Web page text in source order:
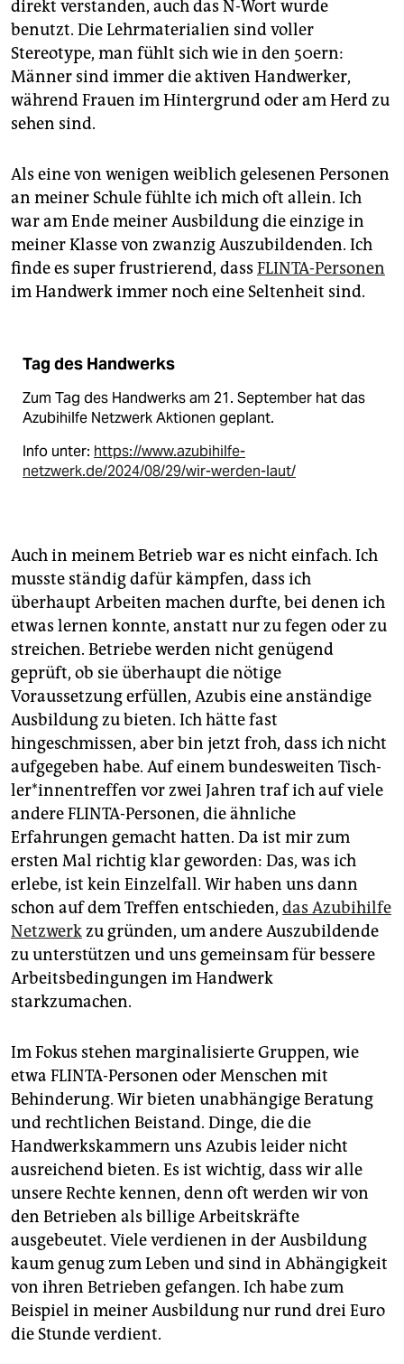
direkt verstanden, auch das N-Wort wurde
benutzt. Die Lehrmaterialien sind voller
Stereotype, man fühlt sich wie in den 50ern:
Männer sind immer die aktiven Handwerker,
während Frauen im Hintergrund oder am Herd zu
sehen sind.
Als eine von wenigen weiblich gelesenen Personen
an meiner Schule fühlte ich mich oft allein. Ich
war am Ende meiner Ausbildung die einzige in
meiner Klasse von zwanzig Auszubildenden. Ich
finde es super frustrierend, dass FLINTA-Personen
im Handwerk immer noch eine Seltenheit sind.
Tag des Handwerks
Zum Tag des Handwerks am 21. September hat das
Azubihilfe Netzwerk Aktionen geplant.
Info unter: https://www.azubihilfe-
netzwerk.de/2024/08/29/wir-werden-laut/
Auch in meinem Betrieb war es nicht einfach. Ich
musste ständig dafür kämpfen, dass ich
überhaupt Arbeiten machen durfte, bei denen ich
etwas lernen konnte, anstatt nur zu fegen oder zu
streichen. Betriebe werden nicht genügend
geprüft, ob sie überhaupt die nötige
Voraussetzung erfüllen, Azubis eine anständige
Ausbildung zu bieten. Ich hätte fast
hingeschmissen, aber bin jetzt froh, dass ich nicht
aufgegeben habe. Auf einem bundesweiten Tisch­
le­r*in­nen­tref­fen vor zwei Jahren traf ich auf viele
andere FLINTA-Personen, die ähnliche
Erfahrungen gemacht hatten. Da ist mir zum
ersten Mal richtig klar geworden: Das, was ich
erlebe, ist kein Einzelfall. Wir haben uns dann
schon auf dem Treffen entschieden, das Azubihilfe
Netzwerkzu gründen, um andere Auszubildende
zu unterstützen und uns gemeinsam für bessere
Arbeitsbedingungen im Handwerk
starkzumachen.
Im Fokus stehen marginalisierte Gruppen, wie
etwa FLINTA-Personen oder Menschen mit
Behinderung. Wir bieten unabhängige Beratung
und rechtlichen Beistand. Dinge, die die
Handwerkskammern uns Azubis leider nicht
ausreichend bieten. Es ist wichtig, dass wir alle
unsere Rechte kennen, denn oft werden wir von
den Betrieben als billige Arbeitskräfte
ausgebeutet. Viele verdienen in der Ausbildung
kaum genug zum Leben und sind in Abhängigkeit
von ihren Betrieben gefangen. Ich habe zum
Beispiel in meiner Ausbildung nur rund drei Euro
die Stunde verdient.